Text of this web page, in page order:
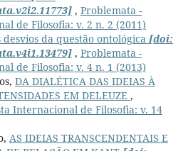
, Problemata -
de Filosofia: v. 2 n. 2 (2011)
desvios da questão ontológica [doi:
, Problemata -
de Filosofia: v. 4 n. 1 (2013)
DA DIALÉTICA DAS IDEIAS À
EM DELEUZE ,
Internacional de Filosofia: v. 14
AS IDEIAS TRANSCENDENTAIS E